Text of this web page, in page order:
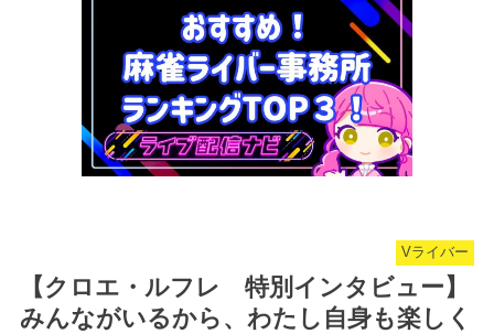
Vライバー
【クロエ・ルフレ 特別インタビュー】
みんながいるから、わたし自身も楽しく